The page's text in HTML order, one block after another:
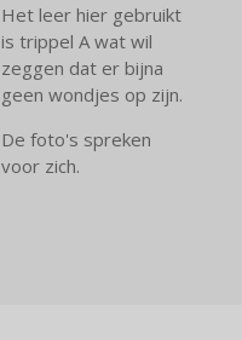
Het leer hier gebruikt
is trippel A wat wil
zeggen dat er bijna
geen wondjes op zijn.
De foto's spreken
voor zich.